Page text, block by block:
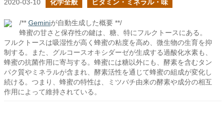
2020-03-10 化学全般 ビタミン・ミネラル・味
/** Geminiが自動生成した概要 **/
蜂蜜の甘さと保存性の鍵は、糖、特にフルクトースにある。
フルクトースは吸湿性が高く蜂蜜の粘度を高め、微生物の生育を抑
制する。また、グルコースオキシダーゼが生成する過酸化水素も、
蜂蜜の抗菌作用に寄与する。蜂蜜には糖以外にも、酵素を含むタン
パク質やミネラルが含まれ、酵素活性を通じて蜂蜜の組成が変化し
続ける。つまり、蜂蜜の特性は、ミツバチ由来の酵素や成分の相互
作用によって維持されている。